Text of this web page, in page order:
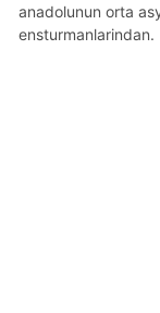
anadolunun orta
ensturmanlarindan.